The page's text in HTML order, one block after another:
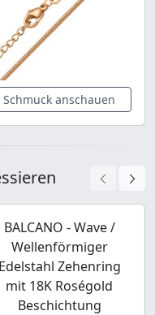
Schmuck anschauen
BALCANO - Wave /
Wellenförmiger
Edelstahl Zehenring
mit 18K Roségold
Beschichtung